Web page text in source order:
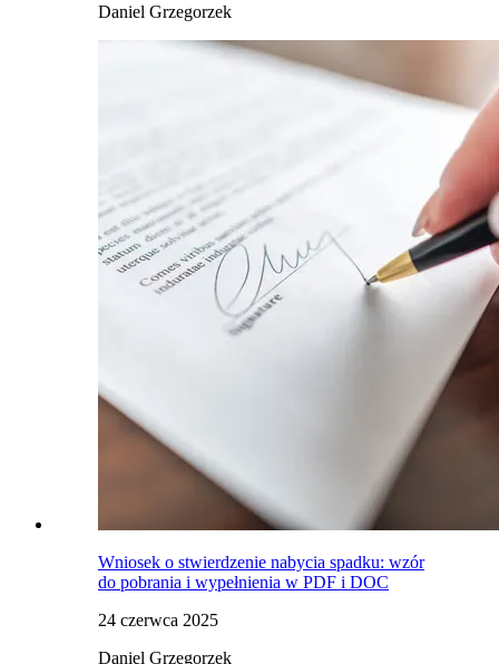
Daniel Grzegorzek
Wniosek o stwierdzenie nabycia spadku: wzór
do pobrania i wypełnienia w PDF i DOC
24 czerwca 2025
Daniel Grzegorzek